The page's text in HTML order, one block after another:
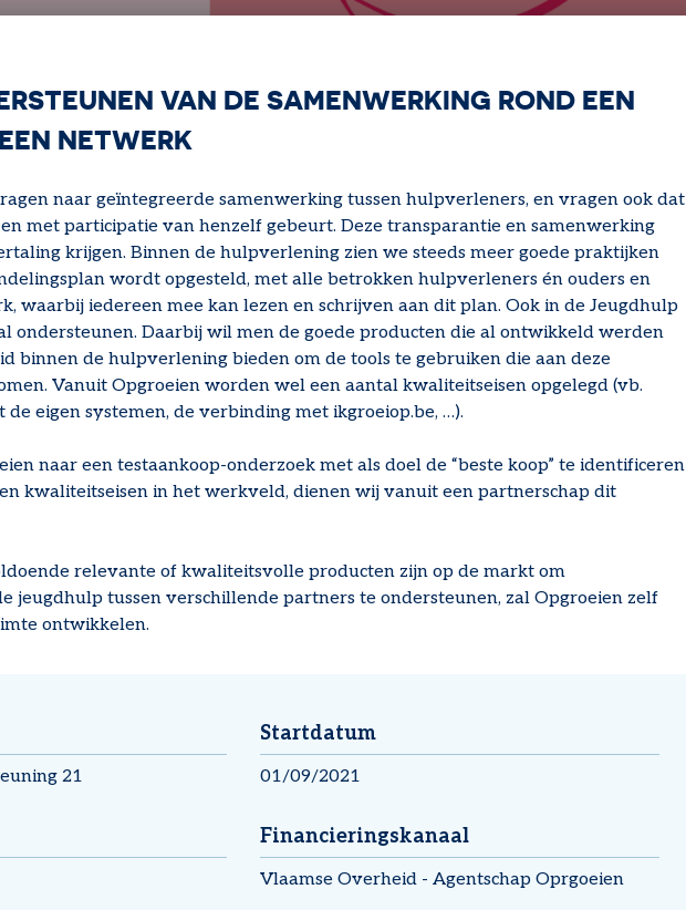
VAN DE SAMENWERKING ROND EEN
NETWERK
naar geïntegreerde samenwerking tussen hulpverleners, en vragen ook dat
met participatie van henzelf gebeurt. Deze transparantie en samenwerking
krijgen. Binnen de hulpverlening zien we steeds meer goede praktijken
wordt opgesteld, met alle betrokken hulpverleners én ouders en
waarbij iedereen mee kan lezen en schrijven aan dit plan. Ook in de Jeugdhulp
ondersteunen. Daarbij wil men de goede producten die al ontwikkeld werden
binnen de hulpverlening bieden om de tools te gebruiken die aan deze
Vanuit Opgroeien worden wel een aantal kwaliteitseisen opgelegd (vb.
eigen systemen, de verbinding met ikgroeiop.be, …).
naar een testaankoop-onderzoek met als doel de “beste koop” te identificeren
kwaliteitseisen in het werkveld, dienen wij vanuit een partnerschap dit
relevante of kwaliteitsvolle producten zijn op de markt om
jeugdhulp tussen verschillende partners te ondersteunen, zal Opgroeien zelf
ontwikkelen.
21
Startdatum
01/09/2021
Financieringskanaal
Vlaamse Overheid - Agentschap Oprgoeien